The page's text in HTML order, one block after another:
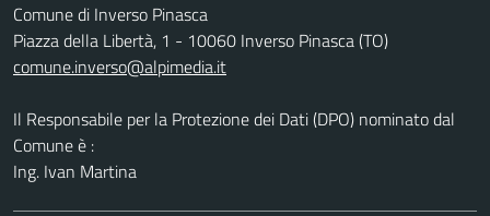
Comune di Inverso Pinasca
Piazza della Libertà, 1 - 10060 Inverso Pinasca (TO)
comune.inverso@alpimedia.it
Il Responsabile per la Protezione dei Dati (DPO) nominato dal
Comune è :
Ing. Ivan Martina